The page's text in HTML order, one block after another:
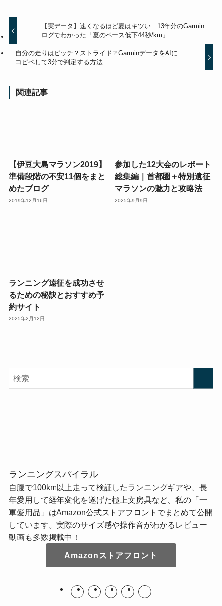
【実データ】速くなるほど夏はキツい｜13年分のGarmin
ログでわかった「夏のペース低下44秒/km」
自分の走りはピッチ？ストライド？GarminデータをAIに
コピペして3分で判定する方法
関連記事
【伊豆大島マラソン2019】
準備段階の不安11個をまと
めたブログ
2019年12月16日
参加した12大会のレポート
総集編｜首都圏＋特別遠征
マラソンの魅力と攻略法
2025年9月9日
ランニング遠征を成功させ
るための秘訣とおすすめ予
約サイト
2025年2月12日
ランニングスパイラル
自腹で100km以上走って検証したランニングギアや、長
年愛用して経年変化を遂げた極上文房具など、私の「一
軍愛用品」はAmazon公式ストアフロントでまとめて公開
しています。実際のサイズ感や操作音がわかるレビュー
動画も多数掲載中！
Amazonストアフロント